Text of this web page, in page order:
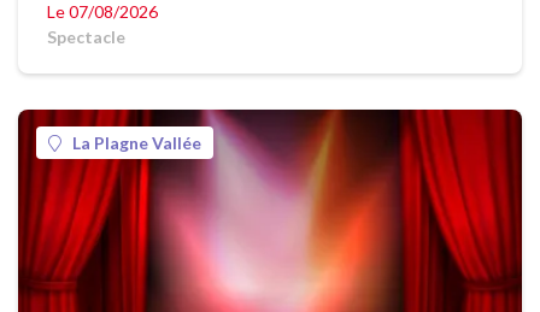
Le 07/08/2026
Spectacle
La Plagne Vallée